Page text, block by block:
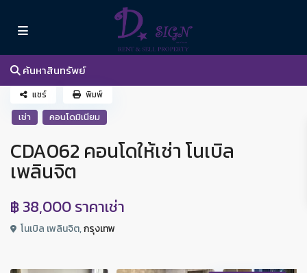
ค้นหาสินทรัพย์
เช่า คอนโดมิเนียม
CDA062 คอนโดให้เช่า โนเบิล
เพลินจิต
฿ 38,000ราคาเช่า
โนเบิล เพลินจิต,กรุงเทพ
แชร์ พิมพ์